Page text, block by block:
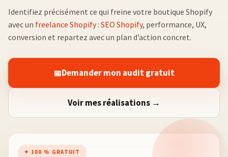
Identifiez précisément ce qui freine votre boutique Shopify
avec un freelance Shopify: SEO Shopify, performance, UX,
conversion et repartez avec un plan d’action concret.
📅Demander mon audit gratuit
Voir mes réalisations →
✦ 100 % GRATUIT